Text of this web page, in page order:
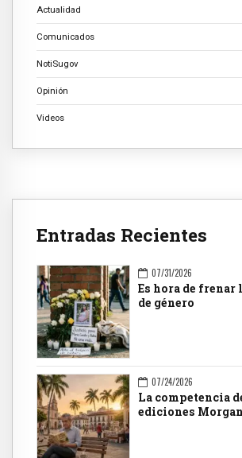
Actualidad
Comunicados
NotiSugov
Opinión
Videos
Entradas Recientes
07/31/2026
Es hora de
de género
07/24/2026
La competencia
ediciones Morgan